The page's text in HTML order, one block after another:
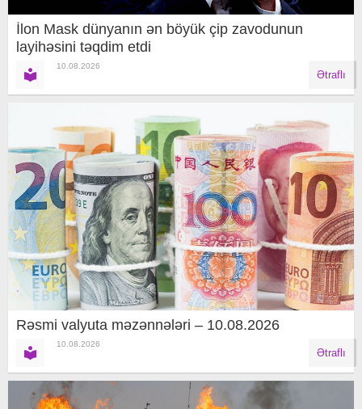
İlon Mask dünyanın ən böyük çip zavodunun
layihəsini təqdim etdi
10.08.2026
Ətraflı
Rəsmi valyuta məzənnələri – 10.08.2026
10.08.2026
Ətraflı